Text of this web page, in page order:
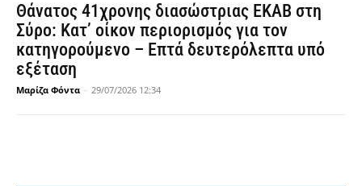
Θάνατος 41χρονης διασώστριας ΕΚΑΒ στη
Σύρο: Κατ’ οίκον περιορισμός για τον
κατηγορούμενο – Επτά δευτερόλεπτα υπό
εξέταση
Μαρίζα Φόντα - 29/07/2026 12:34